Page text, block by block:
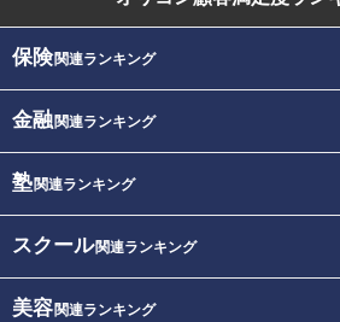
保険関連ランキング
金融関連ランキング
塾関連ランキング
スクール関連ランキング
美容関連ランキング